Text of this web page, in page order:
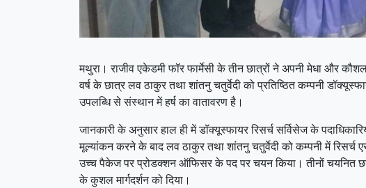
मथुरा। राजीव एकेडमी फॉर फार्मेसी के तीन छात्रों ने अपनी मेधा और
वर्ष के छात्र लव ठाकुर तथा शांतनु चतुर्वेदी को प्रतिष्ठित कम्पनी
उपलब्धि से संस्थान में हर्ष का वातावरण है।
जानकारी के अनुसार हाल ही में डॉक्यूस्फायर रिसर्च सर्विसेज के
मूल्यांकन करने के बाद लव ठाकुर तथा शांतनु चतुर्वेदी को कम्पनी में रिसर्च
उच्च पैकेज पर प्रोडक्शन ऑफिसर के पद पर चयन किया। तीनों चयनित
के कुशल मार्गदर्शन को दिया।